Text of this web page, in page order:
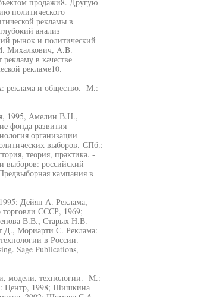
политического
рекламы в
анализ
рынок и политический
Михалкович, A.B.
в качестве
рекламе10.
и общество. -М.:
1995, Амелин В.Н.,
фонда развития
организации
выборов.-СПб.:
теория, практика. -
российский
кампания в
Дейян А. Реклама, —
СССР, 1969;
В.В., Старых Н.В.
Д., Мориарти С. Реклама:
в России. -
Sage Publications,
модели, технологии. -М.:
Центр, 1998; Шишкина